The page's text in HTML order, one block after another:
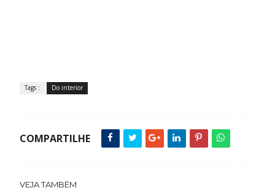
Tags : Do interior
COMPARTILHE
VEJA TAMBÉM